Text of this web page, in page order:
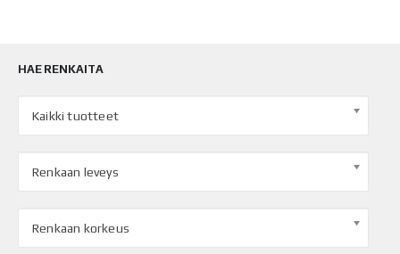
HAE RENKAITA
Kaikki tuotteet
Renkaan leveys
Renkaan korkeus